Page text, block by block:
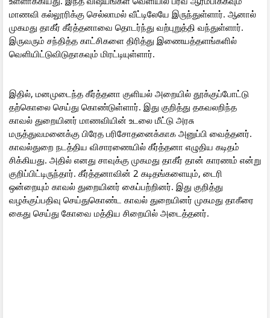
மாணவி கல்லூரிக்கு செல்லாமல் வீட்டிலேயே இருந்துள்ளார். ஆனால்
முகமது தாகீர் கீர்த்தனாவை தொடர்ந்து வற்புறுத்தி வந்துள்ளார்.
இருவரும் சந்தித்த காட்சிகளை திரித்து இணையத்தளங்களில்
வெளியிட்டுவிடுதாகவும் மிரட்டியுள்ளார்.
இதில், மனமுடைந்த கீர்த்தனா குளியல் அறையில் தூக்குப்போட்டு
தற்கொலை செய்து கொண்டுள்ளார். இது குறித்து தகவலறிந்த
காவல் துறையினர் மாணவியின் உடலை மீட்டு அரசு
மருத்துவமனைக்கு பிரேத பரிசோதனைக்காக அனுப்பி வைத்தனர்.
காவல்துறை நடத்திய விசாரணையில் கீர்த்தனா எழுதிய கடிதம்
சிக்கியது. அதில் எனது சாவுக்கு முகமது தாகீர் தான் காரணம் என்று
குறிப்பிட்டிருந்தார். கீர்த்தனாவின் 2 கடிதங்களையும், டைரி
ஒன்றையும் காவல் துறையினர் கைப்பற்றினர். இது குறித்து
வழக்குப்பதிவு செய்துகொண்ட காவல் துறையினர் முகமது தாகீரை
கைது செய்து கோவை மத்திய சிறையில் அடைத்தனர்.